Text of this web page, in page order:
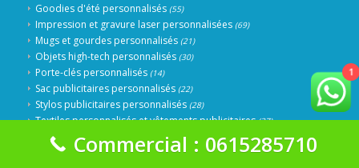
Goodies d'été personnalisés (55)
Impression et gravure laser personnalisées (69)
Mugs et gourdes personnalisés (21)
Objets high-tech personnalisés (30)
Porte-clés personnalisés (14)
Sac publicitaires personnalisés (22)
Stylos publicitaires personnalisés (28)
Textiles personnalisés et vêtements publicitaires (37)
Trophées et Médailles personnalisés (51)
1
Commercial : 0615285710